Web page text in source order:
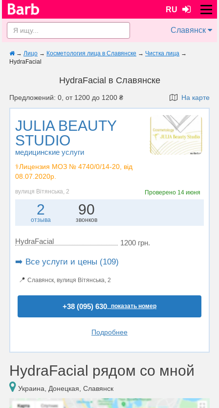
RU
Славянск
→ Лицо → Косметология лица в Славянске → Чистка лица →
HydraFacial
HydraFacial в Славянске
Предложений: 0, от 1200 до 1200 ₴ На карте
JULIA BEAUTY
STUDIO
медицинские услуги
⚕️Лицензия МОЗ № 4740/0/14-20, від
08.07.2020р.
вулиця Вітянська, 2 Проверено 14 июня
2
отзыва
90
звонков
HydraFacial 1200 грн.
➡️ Все услуги и цены (109)
📍 Славянск, вулиця Вітянська, 2
+38 (095) 630..показать номер
Подробнее
HydraFacial рядом со мной
Украина, Донецкая, Славянск